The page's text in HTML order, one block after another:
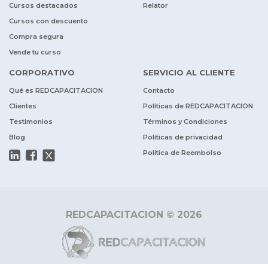
Cursos destacados
Cursos con descuento
Compra segura
Vende tu curso
Relator
CORPORATIVO
Qué es REDCAPACITACION
Clientes
Testimonios
Blog
SERVICIO AL CLIENTE
Contacto
Políticas de REDCAPACITACION
Términos y Condiciones
Políticas de privacidad
Política de Reembolso
REDCAPACITACION © 2026